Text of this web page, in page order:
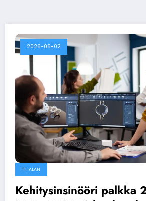
2026-06-02
IT-ALAN
Kehitysinsinööri palkka